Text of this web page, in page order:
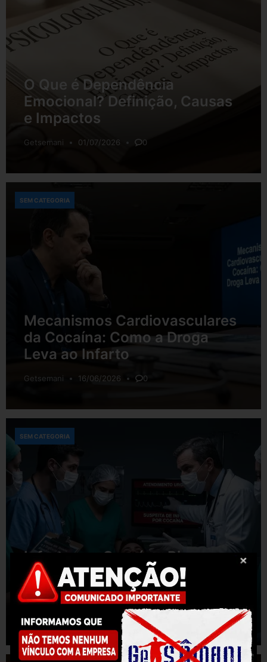
O Que é Dependência
Emocional? Definição, Causas
e Impactos
Getsemani 01/07/2026 0
Mecanismos Cardiovasculares
da Cocaína: Como a Droga
Leva ao Infarto
Getsemani 16/06/2026 0
SEM CATEGORIA
Infarto por Cocaína: Riscos em
Jovens e a Urgência do
Atendimento Médico
SEM CATEGORIA